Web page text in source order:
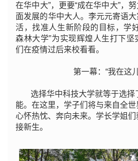
在华中大”，更要“成在华中大”，
面发展的华中大人。李元元寄语
活，找准人生新阶段的目标，学
森林大学”为实现辉煌人生打下
们在疫情过后来校看看。
第一幕：“我在这
选择华中科技大学就等于选
能。在这里，学子们将与来自全
心怀热忱、奔向未来。学长学姐
接新生。